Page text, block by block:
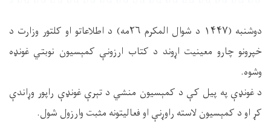
‏‎دوشنبه (۱۴۴۷ د شوال المکرم ۲۶مه) د اطلاعاتو او کلتور وزارت د
خپرونو چارو معینیت اړوند د کتاب ارزونې کمېسیون نوبتي غونډه
وشوه.
د غونډې په پيل کې د کمېسیون منشي د تېرې غونډې راپور وړاندې
کړ او د کمېسيون لاسته راوړنې او فعالیتونه مثبت وارزول شول.